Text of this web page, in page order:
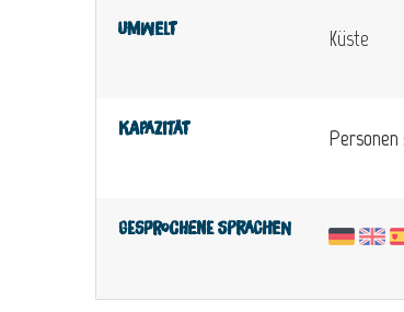
Umwelt Küste
Kapazität Personen :
Gesprochene Sprachen